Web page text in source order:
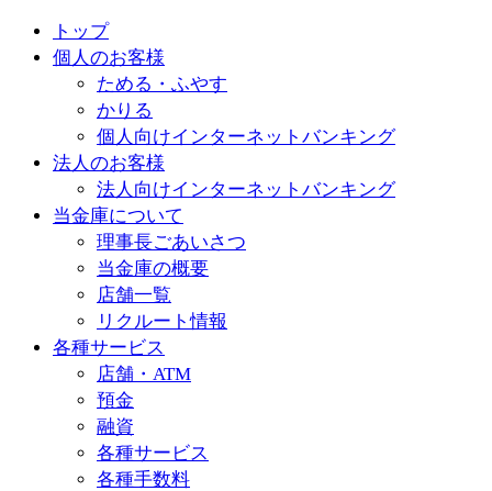
トップ
個人のお客様
ためる・ふやす
かりる
個人向けインターネットバンキング
法人のお客様
法人向けインターネットバンキング
当金庫について
理事長ごあいさつ
当金庫の概要
店舗一覧
リクルート情報
各種サービス
店舗・ATM
預金
融資
各種サービス
各種手数料